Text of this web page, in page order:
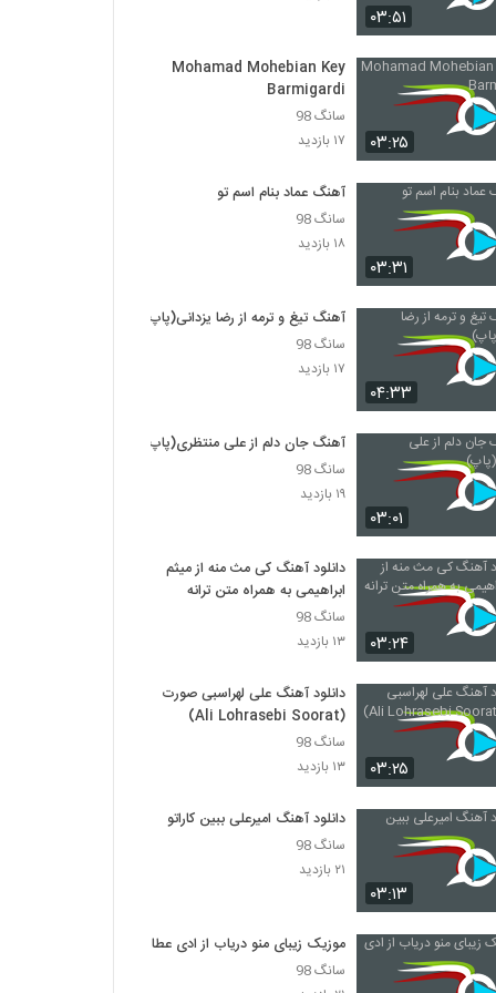
۴۷۸ بازدید
دانلود آهنگ مجید یلان عشقم باش
۱,۴۵۴ بازدید
آهنگ فردین سلیمی بنام هه ناسه
کارن قلی نژاد آهنگ هیچکی مثل تو نیست
۲۴۰ بازدید
آهنگ صادق رحیمی بنام مجنون اتین
۳۲۱ بازدید
موزیک زیبای مثل تو از محمدرضا مهاجر
۲۸۱ بازدید
دانلود آهنگ امیرحسین شریفی می میرم برات
(Amir Hossein Sharifi Mimiram Barat)
۲۶۶ بازدید
Bahari Tajrobeh)
۳۴۱ بازدید
آهنگ رامین مبارکی بنام عاشق چشاتم
دانلود آهنگ محسن ابراهیم زاده یکی یدونه
(رمیکس)
۴۴۶ بازدید
دانلود آهنگ جدید و زیبای حسین منتظری با نام
محشری تو (رمیکس)
۰۳:۵۱
۰۳:۲۵
Mohamad Mohebian Key
Barmigardi
سانگ 98
۱۷ بازدید
۰۳:۳۱
آهنگ عماد بنام اسم تو
سانگ 98
۱۸ بازدید
۰۴:۳۳
آهنگ تیغ و ترمه از رضا یزدانی(پاپ)
سانگ 98
۱۷ بازدید
۰۳:۰۱
آهنگ جان دلم از علی منتظری(پاپ)
سانگ 98
۱۹ بازدید
۰۳:۲۴
دانلود آهنگ کی مث منه از میثم
ابراهیمی به همراه متن ترانه
سانگ 98
۱۳ بازدید
۰۳:۲۵
دانلود آهنگ علی لهراسبی صورت
(Ali Lohrasebi Soorat)
سانگ 98
۱۳ بازدید
۰۳:۱۳
دانلود آهنگ امیرعلی ببین کاراتو
سانگ 98
۲۱ بازدید
موزیک زیبای منو دریاب از ادی عطار
سانگ 98